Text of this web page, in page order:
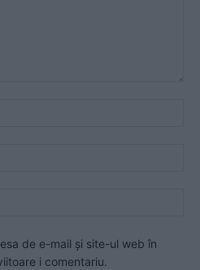
de e-mail și site-ul web în
i comentariu.